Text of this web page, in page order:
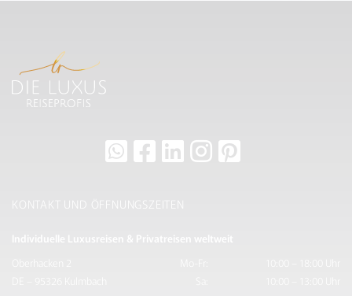
KONTAKT UND ÖFFNUNGSZEITEN